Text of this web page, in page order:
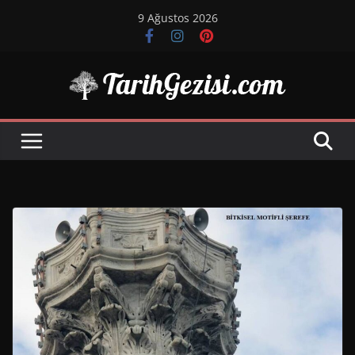
9 Ağustos 2026